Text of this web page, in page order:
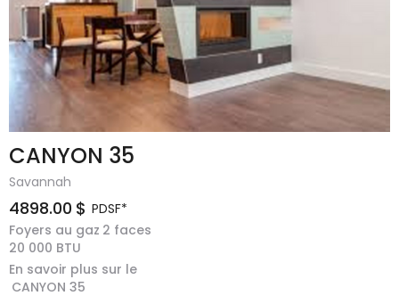
CANYON 35
Savannah
4898.00 $ PDSF*
Foyers au gaz 2 faces
20 000 BTU
En savoir plus sur le
CANYON 35